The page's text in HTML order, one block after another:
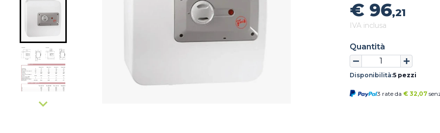
€ 96,21
IVA inclusa
Quantità
Disponibilità:5 pezzi
3 rate da € 32,07